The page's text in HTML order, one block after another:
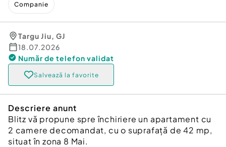
Companie
Targu Jiu, GJ
18.07.2026
Număr de telefon validat
Salvează la favorite
Descriere anunt
Blitz vă propune spre închiriere un apartament cu
2 camere decomandat, cu o suprafață de 42 mp,
situat în zona 8 Mai.